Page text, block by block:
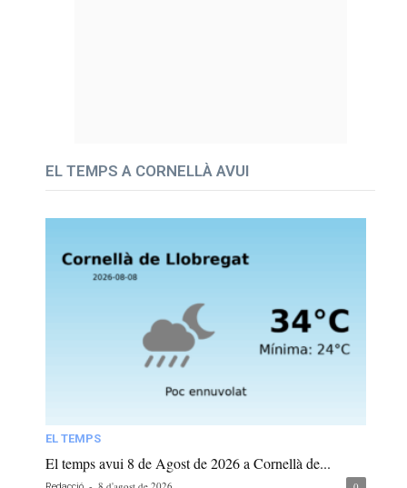
EL TEMPS A CORNELLÀ AVUI
EL TEMPS
El temps avui 8 de Agost de 2026 a Cornellà de...